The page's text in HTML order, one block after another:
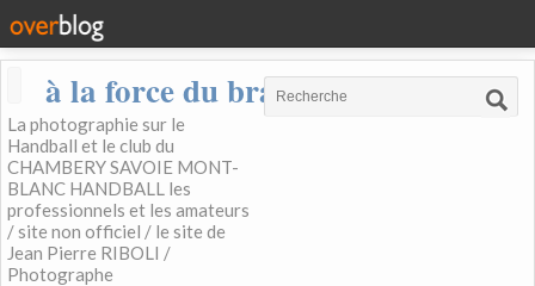
à la force du bras
La photographie sur le
Handball et le club du
CHAMBERY SAVOIE MONT-
BLANC HANDBALL les
professionnels et les amateurs
/ site non officiel / le site de
Jean Pierre RIBOLI /
Photographe